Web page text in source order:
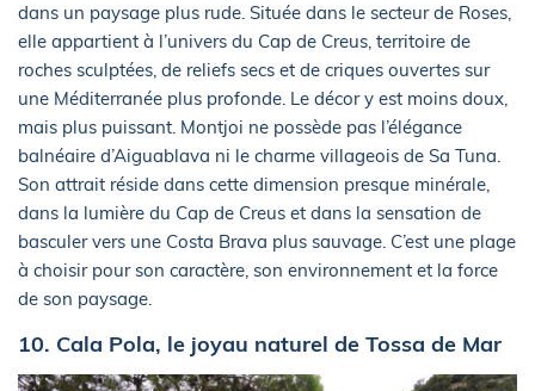
dans un paysage plus rude. Située dans le secteur de Roses,
elle appartient à l’univers du Cap de Creus, territoire de
roches sculptées, de reliefs secs et de criques ouvertes sur
une Méditerranée plus profonde. Le décor y est moins doux,
mais plus puissant. Montjoi ne possède pas l’élégance
balnéaire d’Aiguablava ni le charme villageois de Sa Tuna.
Son attrait réside dans cette dimension presque minérale,
dans la lumière du Cap de Creus et dans la sensation de
basculer vers une Costa Brava plus sauvage. C’est une plage
à choisir pour son caractère, son environnement et la force
de son paysage.
10. Cala Pola, le joyau naturel de Tossa de Mar